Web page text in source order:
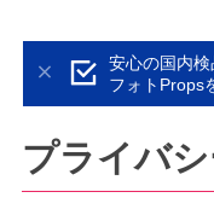
安心の国内
フォトProps
プライバ